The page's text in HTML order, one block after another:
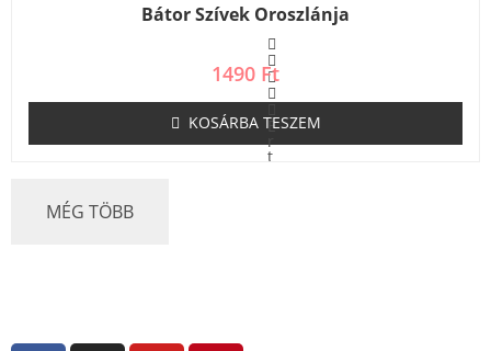
:
/
5
Bátor Szívek Oroszlánja
É
r
t
1490 Ft
KOSÁRBA TESZEM
MÉG TÖBB